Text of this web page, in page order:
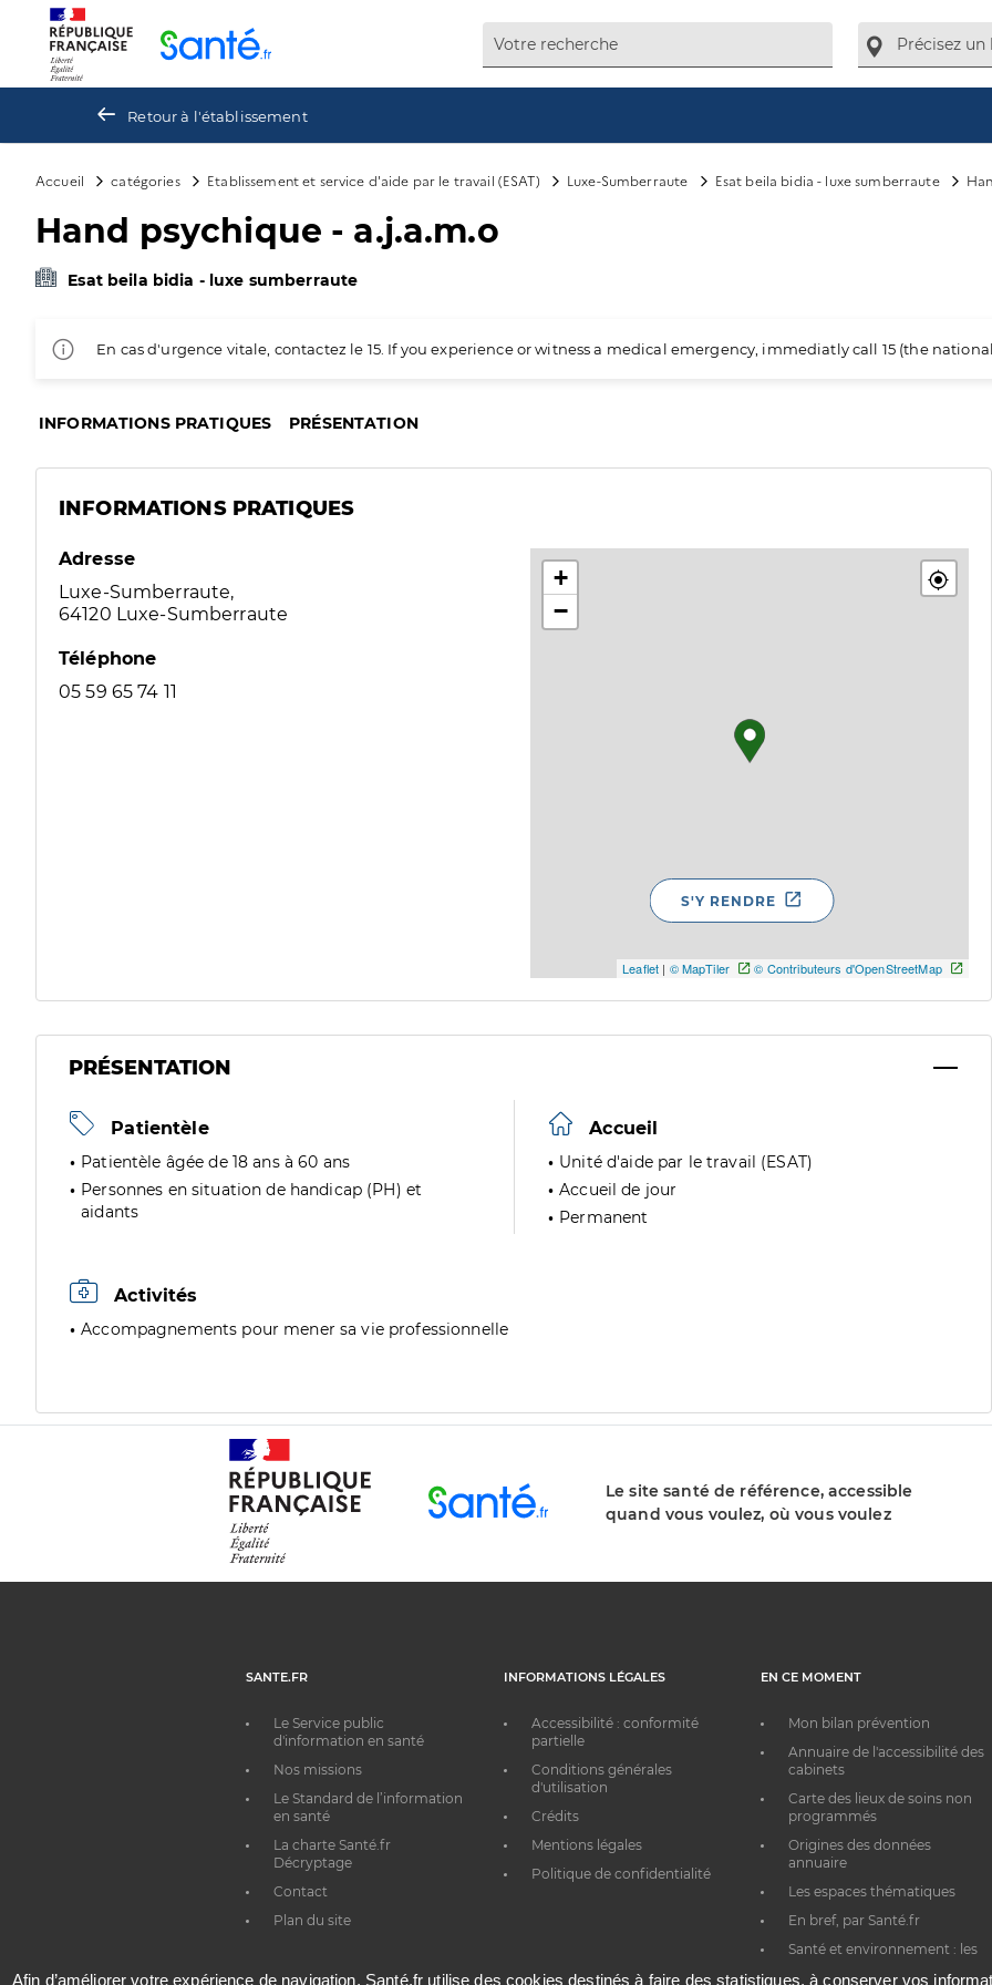
Retour à l'établissement
Accueil catégories Etablissement et service d'aide par le travail (ESAT) Luxe-Sumberraute Esat beila bidia - luxe sumberraute
Hand psychique - a.j.a.m.o
Esat beila bidia - luxe sumberraute
En cas d'urgence vitale, contactez le 15. If you experience or witness a medical emergency, immediatly call 15 (the
INFORMATIONS PRATIQUES PRÉSENTATION
INFORMATIONS PRATIQUES
Adresse
Luxe-Sumberraute,
64120 Luxe-Sumberraute
Téléphone
05 59 65 74 11
+
−
Leaflet | © MapTiler © Contributeurs d'OpenStreetMap
S'Y RENDRE
PRÉSENTATION
Patientèle
Patientèle âgée de 18 ans à 60 ans
Personnes en situation de handicap (PH) et
aidants
Accueil
Unité d'aide par le travail (ESAT)
Accueil de jour
Permanent
Activités
Accompagnements pour mener sa vie professionnelle
Le site santé de référence, accessible
quand vous voulez, où vous voulez
SANTE.FR
Le Service public
d'information en santé
Nos missions
Le Standard de l’information
en santé
La charte Santé.fr
Décryptage
Contact
Plan du site
INFORMATIONS LÉGALES
Accessibilité : conformité
partielle
Conditions générales
d'utilisation
Crédits
Mentions légales
Politique de confidentialité
EN CE MOMENT
Mon bilan prévention
Annuaire de l'accessibilité des
cabinets
Carte des lieux de soins non
programmés
Origines des données
annuaire
Les espaces thématiques
En bref, par Santé.fr
Santé et environnement : les
Panneau de gestion des cookies
Afin d’améliorer votre expérience de navigation, Santé.fr utilise des cookies destinés à faire des statistiques, à conserver vos